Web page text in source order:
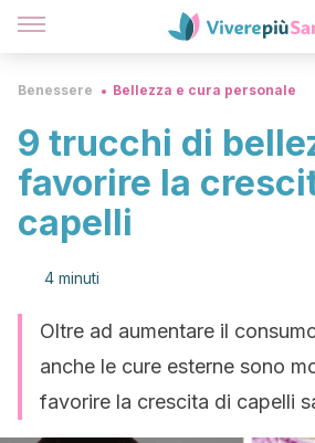
Benessere Bellezza e cura personale
9 trucchi di
favorire la
capelli
4 minuti
Oltre ad aumentare il
anche le cure esterne sono
favorire la crescita di capelli